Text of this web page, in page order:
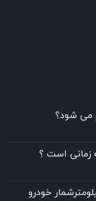
می شود؟
زمانی است ؟
خودرو